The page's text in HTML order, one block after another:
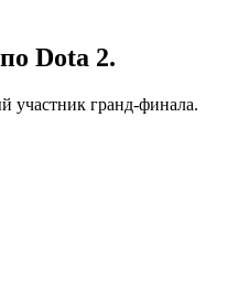
Dota 2.
участник гранд-финала.